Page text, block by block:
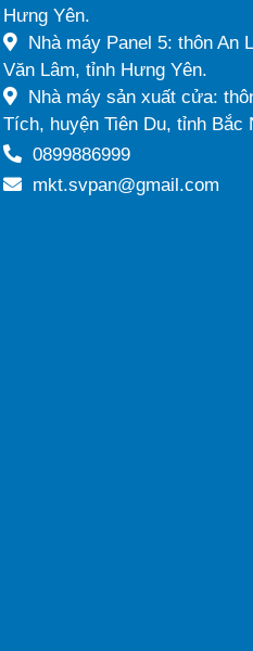
Hưng Yên.
Nhà máy Panel 5: thôn An
Văn Lâm, tỉnh Hưng Yên.
Nhà máy sản xuất cửa:
Tích, huyện Tiên Du, tỉnh Bắc
0899886999
mkt.svpan@gmail.com